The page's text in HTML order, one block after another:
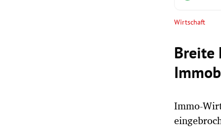
Wirtschaft
Breite
Immo-